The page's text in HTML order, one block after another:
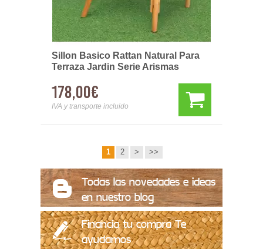
Sillon Basico Rattan Natural Para
Terraza Jardin Serie Arismas
178,00€
IVA y transporte incluido
1 2 > >>
Todas las novedades e ideas
en nuestro blog
Financia tu compra Te
ayudamos